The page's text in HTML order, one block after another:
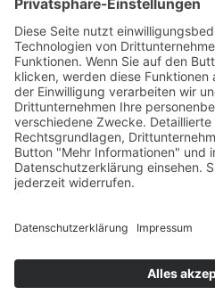
Kurt Lehmkuhl
Tödliche Recherche
1. April 2016
Nur als eBook erhältlich
155 Seiten
Print 3,99 € / E-Book 3,99 €
AGB